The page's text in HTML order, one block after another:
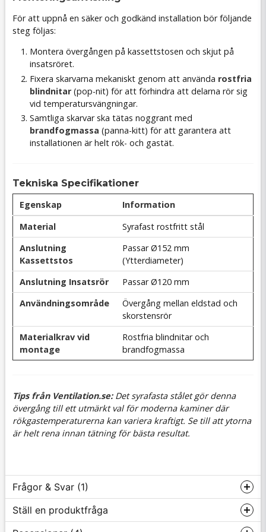
För att uppnå en säker och godkänd installation bör följande
steg följas:
Montera övergången på kassettstosen och skjut på
insatsröret.
Fixera skarvarna mekaniskt genom att använda rostfria
blindnitar(pop-nit) för att förhindra att delarna rör sig
vid temperatursvängningar.
Samtliga skarvar ska tätas noggrant med
brandfogmassa (panna-kitt) för att garantera att
installationen är helt rök- och gastät.
Tekniska Specifikationer
Egenskap
Information
Material
Syrafast rostfritt stål
Anslutning
Kassettstos
Passar Ø152 mm
(Ytterdiameter)
Anslutning Insatsrör
Passar Ø120 mm
Användningsområde
Övergång mellan eldstad och
skorstensrör
Materialkrav vid
montage
Rostfria blindnitar och
brandfogmassa
Tips från Ventilation.se:Det syrafasta stålet gör denna
övergång till ett utmärkt val för moderna kaminer där
rökgastemperaturerna kan variera kraftigt. Se till att ytorna
är helt rena innan tätning för bästa resultat.
Frågor & Svar (1)
Ställ en produktfråga